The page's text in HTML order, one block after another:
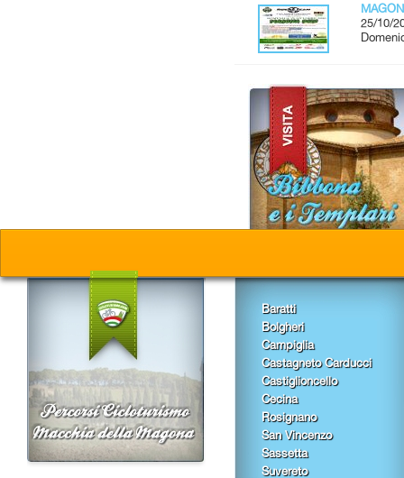
25/10/
Baratti
Bolgheri
Campiglia
Castagneto Carducci
Castiglioncello
Cecina
Rosignano
San Vincenzo
Sassetta
Suvereto